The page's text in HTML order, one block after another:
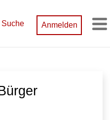
Suche Anmelden